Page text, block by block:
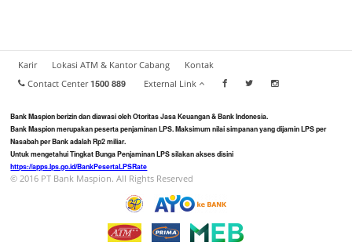
Chinese Yuan Saving Account
Extra Saving
DC Ekspor
DC Impor
Pembukaan SBLC
Tarif Layanan
Laporan Pengaduan Konsumen
Deklarasi Anti Fraud
Kebijakan Privasi
Pelindungan Data Pribadi
Karir Lokasi ATM & Kantor Cabang
Kontak
Contact Center1500 889 External Link
Bank Maspion berizin dan diawasi oleh Otoritas Jasa Keuangan & Bank Indonesia.
Bank Maspion merupakan peserta penjaminan LPS. Maksimum nilai simpanan yang dijamin LPS per
Nasabah per Bank adalah Rp2 miliar.
Untuk mengetahui Tingkat Bunga Penjaminan LPS silakan akses disini
https://apps.lps.go.id/BankPesertaLPSRate
© 2016 PT Bank Maspion. All Rights Reserved